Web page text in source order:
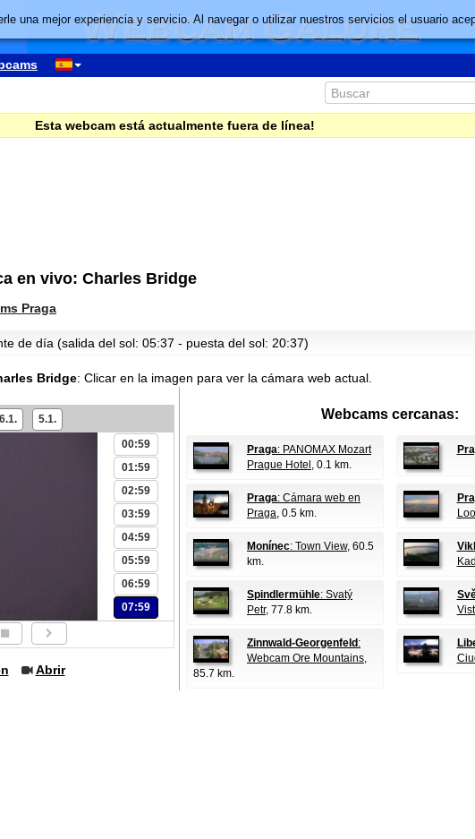
Esta webcam está actualmente fuera de línea!
en vivo: Charles Bridge
Praga
de día (salida del sol: 05:37 - puesta del sol: 20:37)
Bridge: Clicar en la imagen para ver la cámara web actual.
6.1. 5.1.
00:59
01:59
02:59
03:59
04:59
05:59
06:59
07:59
Abrir
Webcams cercanas:
Praga: PANOMAX Mozart
Prague Hotel , 0.1 km.
Praga: Cámara web en
Praga, 0.5 km.
Monínec: Town View, 60.5
km.
Spindlermühle: Svatý
Petr, 77.8 km.
Zinnwald-Georgenfeld :
Webcam Ore Mountains,
85.7 km.
una mejor experiencia y servicio. Al navegar o utilizar nuestros servicios el usuario